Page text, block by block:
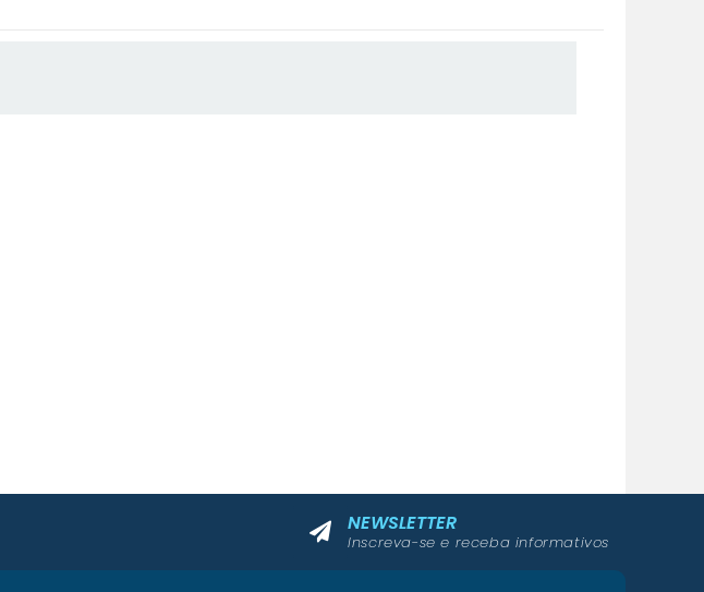
NEWSLETTER
Inscreva-se e receba informativos